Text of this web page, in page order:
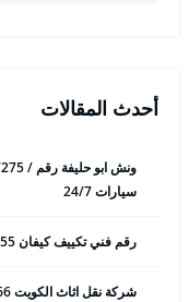
أحدث المقالات
سيارات 24/7
رقم فني تكييف كيفان 98025055 فني تكييف مركزي 24 ساعة
شركة نقل اثاث الكويت 50993766 هاف لوري وانيت نقل عفش